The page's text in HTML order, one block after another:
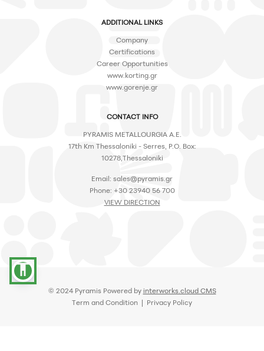
accessibility
ADDITIONAL LINKS
Company
Certifications
Career Opportunities
www.korting.gr
www.gorenje.gr
CONTACT INFO
PYRAMIS METALLOURGIA A.E.
17th Km Thessaloniki - Serres, P.O. Box:
10278,Thessaloniki
Email: sales@pyramis.gr
Phone: +30 23940 56 700
VIEW DIRECTION
© 2024 Pyramis Powered by interworks.cloud CMS
Term and Condition | Privacy Policy